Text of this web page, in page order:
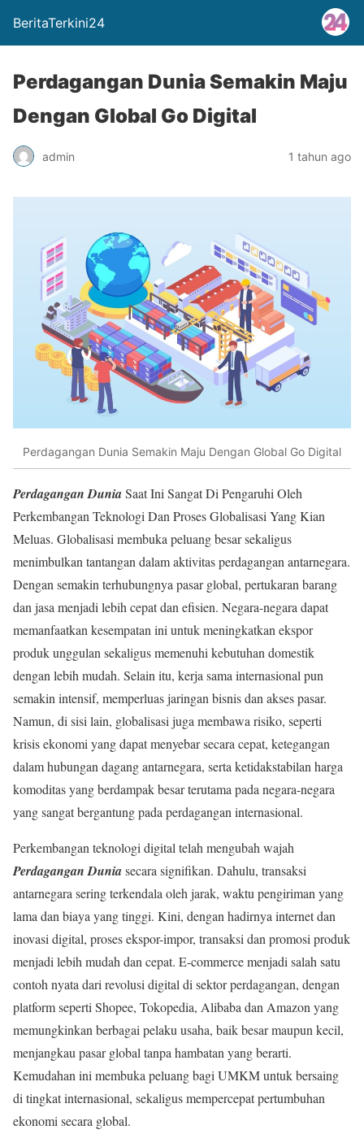
BeritaTerkini24
Perdagangan Dunia Semakin Maju
Dengan Global Go Digital
admin 1 tahun ago
Perdagangan Dunia Semakin Maju Dengan Global Go Digital
Perdagangan DuniaSaat Ini Sangat Di Pengaruhi Oleh
Perkembangan Teknologi Dan Proses Globalisasi Yang Kian
Meluas. Globalisasi membuka peluang besar sekaligus
menimbulkan tantangan dalam aktivitas perdagangan antarnegara.
Dengan semakin terhubungnya pasar global, pertukaran barang
dan jasa menjadi lebih cepat dan efisien. Negara-negara dapat
memanfaatkan kesempatan ini untuk meningkatkan ekspor
produk unggulan sekaligus memenuhi kebutuhan domestik
dengan lebih mudah. Selain itu, kerja sama internasional pun
semakin intensif, memperluas jaringan bisnis dan akses pasar.
Namun, di sisi lain, globalisasi juga membawa risiko, seperti
krisis ekonomi yang dapat menyebar secara cepat, ketegangan
dalam hubungan dagang antarnegara, serta ketidakstabilan harga
komoditas yang berdampak besar terutama pada negara-negara
yang sangat bergantung pada perdagangan internasional.
Perkembangan teknologi digital telah mengubah wajah
Perdagangan Duniasecara signifikan. Dahulu, transaksi
antarnegara sering terkendala oleh jarak, waktu pengiriman yang
lama dan biaya yang tinggi. Kini, dengan hadirnya internet dan
inovasi digital, proses ekspor-impor, transaksi dan promosi produk
menjadi lebih mudah dan cepat. E-commerce menjadi salah satu
contoh nyata dari revolusi digital di sektor perdagangan, dengan
platform seperti Shopee, Tokopedia, Alibaba dan Amazon yang
memungkinkan berbagai pelaku usaha, baik besar maupun kecil,
menjangkau pasar global tanpa hambatan yang berarti.
Kemudahan ini membuka peluang bagi UMKM untuk bersaing
di tingkat internasional, sekaligus mempercepat pertumbuhan
ekonomi secara global.